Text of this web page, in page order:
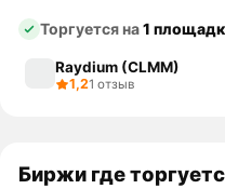
Торгуется на1
Raydium (CLMM)
1,21 отзыв
Биржи где